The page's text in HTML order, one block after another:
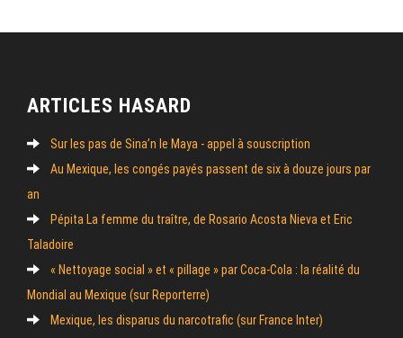
ARTICLES HASARD
Sur les pas de Sina’n le Maya - appel à souscription
Au Mexique, les congés payés passent de six à douze jours par
an
Pépita La femme du traître, de Rosario Acosta Nieva et Eric
Taladoire
« Nettoyage social » et « pillage » par Coca-Cola : la réalité du
Mondial au Mexique (sur Reporterre)
Mexique, les disparus du narcotrafic (sur France Inter)